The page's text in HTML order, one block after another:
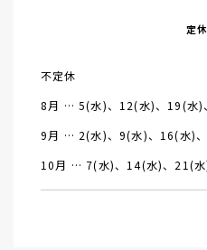
定
不定休
8月 … 5(水)、12(水)、19(水)
9月 … 2(水)、9(水)、16(水)
10月 … 7(水)、14(水)、21(